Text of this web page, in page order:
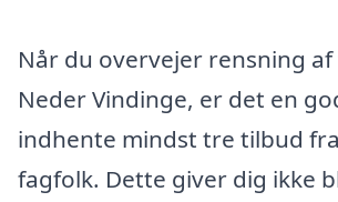
Når du overvejer rensning
Neder Vindinge, er det en
indhente mindst tre tilbud
fagfolk. Dette giver dig ikke